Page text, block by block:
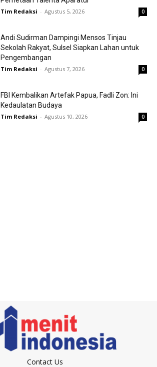
Tim Redaksi - Agustus 5, 2026 0
Andi Sudirman Dampingi Mensos Tinjau
Sekolah Rakyat, Sulsel Siapkan Lahan untuk
Pengembangan
Tim Redaksi - Agustus 7, 2026 0
FBI Kembalikan Artefak Papua, Fadli Zon: Ini
Kedaulatan Budaya
Tim Redaksi - Agustus 10, 2026 0
Contact Us